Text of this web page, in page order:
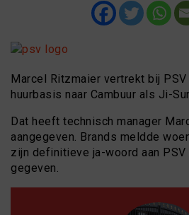
Marcel Ritzmaier vertrekt bij PSV
huurbasis naar Cambuur als Ji-
Dat heeft technisch manager
aangegeven. Brands meldde
zijn definitieve ja-woord aan
gegeven.